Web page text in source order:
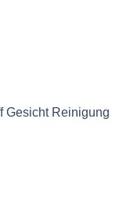
Gesicht Reinigung